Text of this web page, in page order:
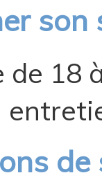
son
de 18
de